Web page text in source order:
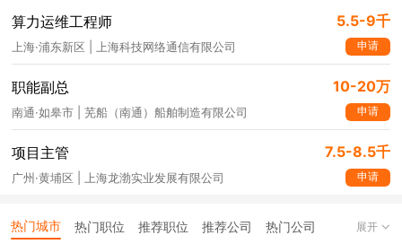
算力运维工程师 5.5-9千
上海·浦东新区 | 上海科技网络通信有限公司 申请
职能副总 10-20万
南通·如皋市 | 芜船（南通）船舶制造有限公司 申请
项目主管 7.5-8.5千
广州·黄埔区 | 上海龙渤实业发展有限公司 申请
热门城市 热门职位 推荐职位 推荐公司 热门公司 展开